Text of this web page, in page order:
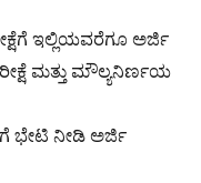
ಇಲ್ಲಿಯವರೆಗೂ ಅರ್ಜಿ
ಮತ್ತು ಮೌಲ್ಯನಿರ್ಣಯ
ಗೆ ಭೇಟಿ ನೀಡಿ ಅರ್ಜಿ